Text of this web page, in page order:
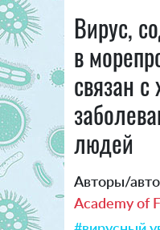
Вирус,
в
связан
людей
Авторы/
Academy of